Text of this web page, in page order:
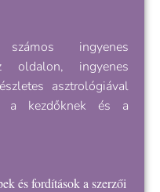
ingyenes
oldalon, ingyenes
asztrológiával
a kezdőknek és a
és fordítások a szerzői